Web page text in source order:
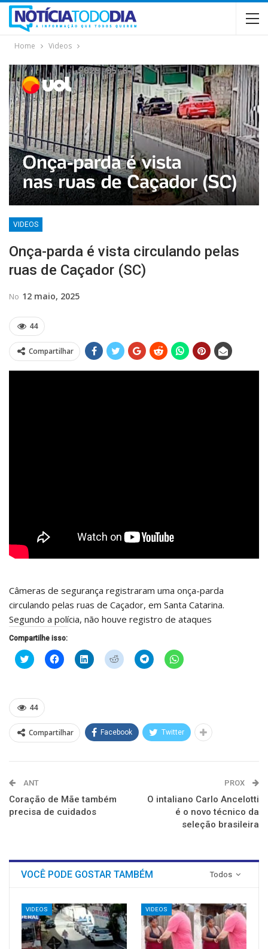
Home Videos
VIDEOS
Onça-parda é vista circulando pelas
ruas de Caçador (SC)
No 12 maio, 2025
44
Compartilhar
Câmeras de segurança registraram uma onça-parda
circulando pelas ruas de Caçador, em Santa Catarina.
Segundo a polícia, não houve registro de ataques
Compartilhe isso:
Clique
para
em
nova
janela)
Clique
para
Clique
para
Clique
para
Clique
para
Clique
para
44
Compartilhar Facebook Twitter
ANT
Coração de Mãe também
precisa de cuidados
PROX
O intaliano Carlo Ancelotti
é o novo técnico da
seleção brasileira
Todos
VOCÊ PODE GOSTAR TAMBÉM
VIDEOS VIDEOS